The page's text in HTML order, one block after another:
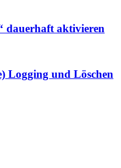
dauerhaft aktivieren
Logging und Löschen